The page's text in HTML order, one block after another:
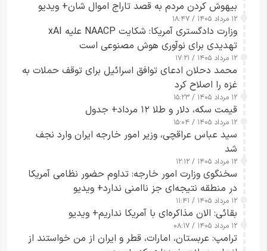
بیهوش کردن مردم به قصد تاراج اموال شان+ ویدیو
۱۲ مرداد ۱۴۰۵ / ۱۸:۴۷
وزارت دادگستری آمریکا: شکایت NAACP علیه xAI
تهدیدی برای نوآوری هوش مصنوعی است
۱۲ مرداد ۱۴۰۵ / ۱۷:۲۱
محمد دحلان ادعای توافق اسرائیل برای توقف حملات به
غزه را اصلاح کرد
۱۲ مرداد ۱۴۰۵ / ۱۵:۲۳
قیمت سکه، دلار و طلا ۱۲ مرداد+ جدول
۱۲ مرداد ۱۴۰۵ / ۱۵:۰۴
سید عباس عراقچی، وزیر امور خارجه ایران وارد نجف
شد
۱۲ مرداد ۱۴۰۵ / ۱۲:۱۲
سخنگوی وزارت امور خارجه: تداوم حضور نظامی آمریکا
در منطقه نتیجه‌ای جز ناامنی ندارد+ ویدیو
۱۲ مرداد ۱۴۰۵ / ۱۱:۴۱
بقائی: الان مذاکره‌ای با آمریکا نداریم+ ویدیو
۱۲ مرداد ۱۴۰۵ / ۰۸:۱۷
ترامپ: عربستان، امارات، قطر و ایران از من خواستند از